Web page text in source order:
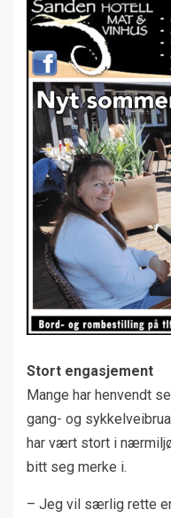
Stort engasjement
Mange har henvendt
gang- og
har vært stort i
bitt seg merke i.
– Jeg vil særlig rette